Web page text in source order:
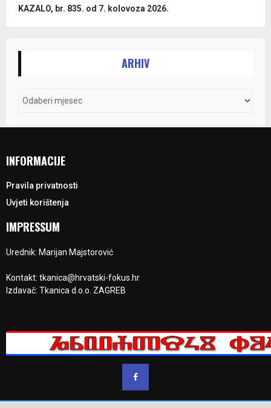
KAZALO, br. 835. od 7. kolovoza 2026.
ARHIV
INFORMACIJE
Pravila privatnosti
Uvjeti korištenja
IMPRESSUM
Urednik: Marijan Majstorović
Kontakt: tkanica@hrvatski-fokus.hr
Izdavač: Tkanica d.o.o. ZAGREB